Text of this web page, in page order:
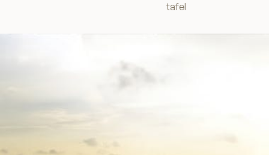
tafel